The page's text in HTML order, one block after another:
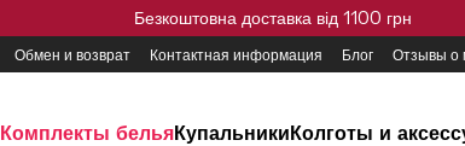
Безкоштовна доставка від 1100 грн
Обмен и возврат Контактная информация Блог Отзывы о
Комплекты бельяКупальникиКолготы и